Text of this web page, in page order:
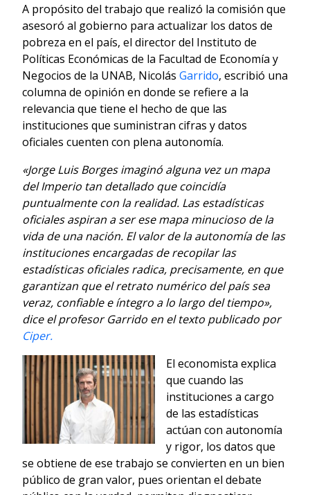
A propósito del trabajo que realizó la comisión que
asesoró al gobierno para actualizar los datos de
pobreza en el país, el director del Instituto de
Políticas Económicas de la Facultad de Economía y
Negocios de la UNAB, Nicolás Garrido, escribió una
columna de opinión en donde se refiere a la
relevancia que tiene el hecho de que las
instituciones que suministran cifras y datos
oficiales cuenten con plena autonomía.
«Jorge Luis Borges imaginó alguna vez un mapa
del Imperio tan detallado que coincidía
puntualmente con la realidad. Las estadísticas
oficiales aspiran a ser ese mapa minucioso de la
vida de una nación. El valor de la autonomía de las
instituciones encargadas de recopilar las
estadísticas oficiales radica, precisamente, en que
garantizan que el retrato numérico del país sea
veraz, confiable e íntegro a lo largo del tiempo»,
dice el profesor Garrido en el texto publicado por
Ciper.
El economista explica
que cuando las
instituciones a cargo
de las estadísticas
actúan con autonomía
y rigor, los datos que
se obtiene de ese trabajo se convierten en un bien
público de gran valor, pues orientan el debate